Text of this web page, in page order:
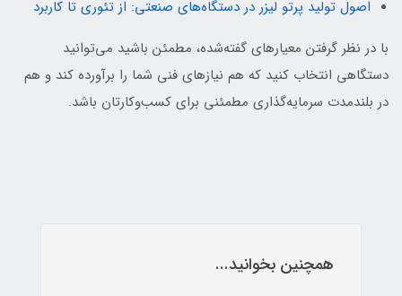
اصول تولید پرتو لیزر در دستگاه‌های صنعتی: از تئوری تا کاربرد
با در نظر گرفتن معیارهای گفته‌شده، مطمئن باشید می‌توانید
دستگاهی انتخاب کنید که هم نیازهای فنی شما را برآورده کند و هم
در بلندمدت سرمایه‌گذاری مطمئنی برای کسب‌وکارتان باشد.
همچنین بخوانید...